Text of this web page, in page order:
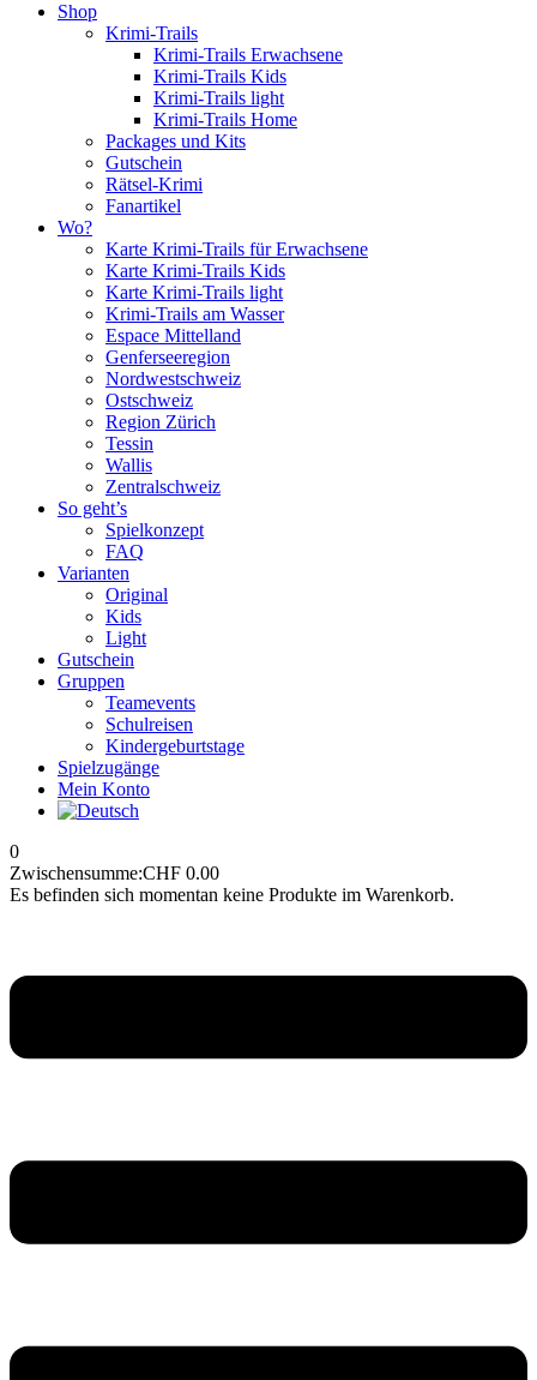
Shop
Krimi-Trails
Krimi-Trails Erwachsene
Krimi-Trails Kids
Krimi-Trails light
Krimi-Trails Home
Packages und Kits
Gutschein
Rätsel-Krimi
Fanartikel
Wo?
Karte Krimi-Trails für Erwachsene
Karte Krimi-Trails Kids
Karte Krimi-Trails light
Krimi-Trails am Wasser
Espace Mittelland
Genferseeregion
Nordwestschweiz
Ostschweiz
Region Zürich
Tessin
Wallis
Zentralschweiz
So geht’s
Spielkonzept
FAQ
Varianten
Original
Kids
Light
Gutschein
Gruppen
Teamevents
Schulreisen
Kindergeburtstage
Spielzugänge
Mein Konto
0
Zwischensumme:CHF 0.00
Es befinden sich momentan keine Produkte im Warenkorb.